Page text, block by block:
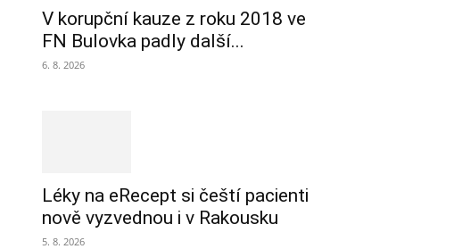
V korupční kauze z roku 2018 ve
FN Bulovka padly další...
6. 8. 2026
Léky na eRecept si čeští pacienti
nově vyzvednou i v Rakousku
5. 8. 2026